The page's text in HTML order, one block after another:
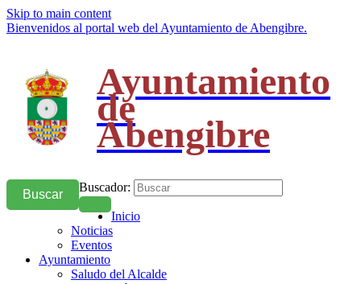
Skip to main content
Bienvenidos al portal web del Ayuntamiento de Abengibre.
Ayuntamiento
de
Abengibre
Buscador:
Buscar
Inicio
Noticias
Eventos
Ayuntamiento
Saludo del Alcalde